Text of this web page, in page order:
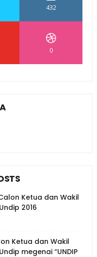
432
0
Ketua dan Wakil
2016
Ketua dan Wakil
megenai “UNDIP